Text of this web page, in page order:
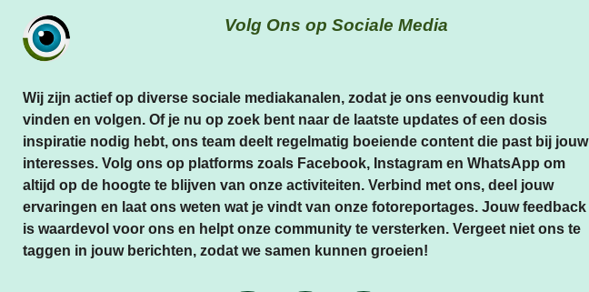
Volg Ons op Sociale Media
Wij zijn actief op diverse sociale mediakanalen, zodat je ons eenvoudig kunt
vinden en volgen. Of je nu op zoek bent naar de laatste updates of een dosis
inspiratie nodig hebt, ons team deelt regelmatig boeiende content die past bij jouw
interesses. Volg ons op platforms zoals Facebook, Instagram en WhatsApp om
altijd op de hoogte te blijven van onze activiteiten. Verbind met ons, deel jouw
ervaringen en laat ons weten wat je vindt van onze fotoreportages. Jouw feedback
is waardevol voor ons en helpt onze community te versterken. Vergeet niet ons te
taggen in jouw berichten, zodat we samen kunnen groeien!